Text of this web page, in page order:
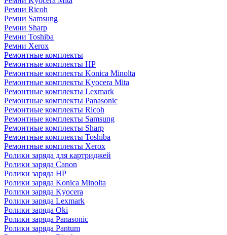
Ремни Ricoh
Ремни Samsung
Ремни Sharp
Ремни Toshiba
Ремни Xerox
Ремонтные комплекты
Ремонтные комплекты HP
Ремонтные комплекты Konica Minolta
Ремонтные комплекты Kyocera Mita
Ремонтные комплекты Lexmark
Ремонтные комплекты Panasonic
Ремонтные комплекты Ricoh
Ремонтные комплекты Samsung
Ремонтные комплекты Sharp
Ремонтные комплекты Toshiba
Ремонтные комплекты Xerox
Ролики заряда для картриджей
Ролики заряда Canon
Ролики заряда HP
Ролики заряда Konica Minolta
Ролики заряда Kyocera
Ролики заряда Lexmark
Ролики заряда Oki
Ролики заряда Panasonic
Ролики заряда Pantum